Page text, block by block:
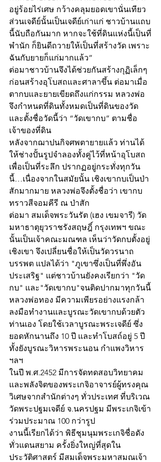
อยู่ร้อยไร่เศษ กว้างคลุมยอดเขานั่นเทียว
ส่วนเจดีย์นั้นเป็นเจดีย์เก่าแก่ ชาวบ้านแถบ
นี้นับถือกันมาก หากจะใช้ที่ดินแห่งนี้เป็นที่
พำนัก ก็ยินดีถวายให้เป็นที่สร้างวัด เพราะ
ฉันกับยายก็แก่มากแล้ว”
ต่อมาชาวบ้านจึงได้ช่วยกันสร้างกุฏิเล็กๆ
ก่อนสร้างอุโบสถและศาลาขึ้น ต่อมาเมื่อ
ตากบและยายเขียดถึงแก่กรรม หลวงพ่อ
จึงกำหนดที่ดินทั้งหมดเป็นที่ดินของวัด
และตั้งชื่อวัดนี้ว่า “วัดเขากบ” ตามชื่อ
เจ้าของที่ดิน
หลังจากฌาปนกิจศพตายายแล้ว ท่านได้
ให้ช่างปั้นรูปจำลองทั้งคู่ไว้ที่หน้าอุโบสถ
เพื่อเป็นที่ระลึก ปรากฏอยู่กระทั่งทุกวัน
นี้…เนื่องจากในสมัยนั้น เชิงเขากบเป็นป่า
สักมากมาย หลวงพ่อจึงตั้งชื่อว่า เขากบ
ทราวสีจอมคีรี ณ ป่าสัก
ต่อมา สมเด็จพระวันรัต (เฮง เขมจารี) วัด
มหาธาตุยุวราชรังสฤษฎิ์ กรุงเทพฯ ขณะ
นั้นเป็นเจ้าคณะมณฑล เห็นว่าวัดกบตั้งอยู่
เชิงเขา จึงเปลี่ยนชื่อให้เป็นวัดวรนาถ
บรรพต แปลได้ว่า "ภูเขาซึ่งเป็นที่พึ่งอัน
ประเสริฐ" แต่ชาวบ้านยังคงเรียกว่า "วัด
กบ" และ"วัดเขากบ"จนติดปากมาทุกวันนี้
หลวงพ่อทอง มีความเพียรอย่างแรงกล้า
ลงมือทำงานและบูรณะวัดเขากบด้วยตัว
ท่านเอง โดยใช้เวลาบูรณะพระเจดีย์ ซึ่ง
ยอดหักนานถึง 10 ปี และทำโบสถ์อยู่ 5 ปี
ทั้งยังบูรณะวิหารพระนอน กำแพงวิหาร
ฯลฯ
ในปี พ.ศ.2452 มีการจัดทดสอบวิทยาคม
และพลังจิตของพระเกจิอาจารย์ผู้ทรงคุณ
วิเศษจากสำนักต่างๆ ทั่วประเทศ ที่บริเวณ
วัดพระปฐมเจดีย์ จ.นครปฐม มีพระเกจิเข้า
ร่วมประมาณ 100 กว่ารูป
งานนี้เรียกได้ว่า พิธีชุมนุมพระเกจิชื่อดัง
ทั่วแดนสยาม ครั้งยิ่งใหญ่ที่สุดใน
ประวัติศาสตร์ มีสมเด็จพระมหาสมณเจ้า